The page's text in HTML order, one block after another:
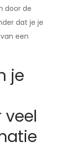
door de
dat je je
een
je